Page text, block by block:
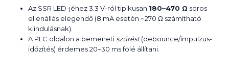
Az SSR LED-jéhez 3.3 V-ról tipikusan 180–470 Ω soros
ellenállás elegendő (8 mA esetén ~270 Ω számítható
kiindulásnak).
A PLC oldalon a bemeneti szűrést(debounce/impulzus-
időzítés) érdemes 20–30 ms fölé állítani.